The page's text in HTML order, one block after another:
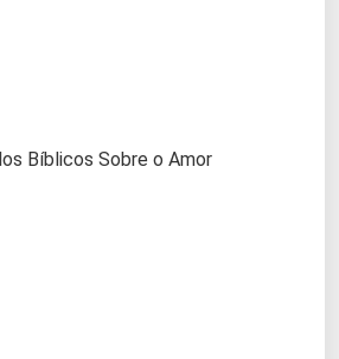
Bíblicos Sobre o Amor